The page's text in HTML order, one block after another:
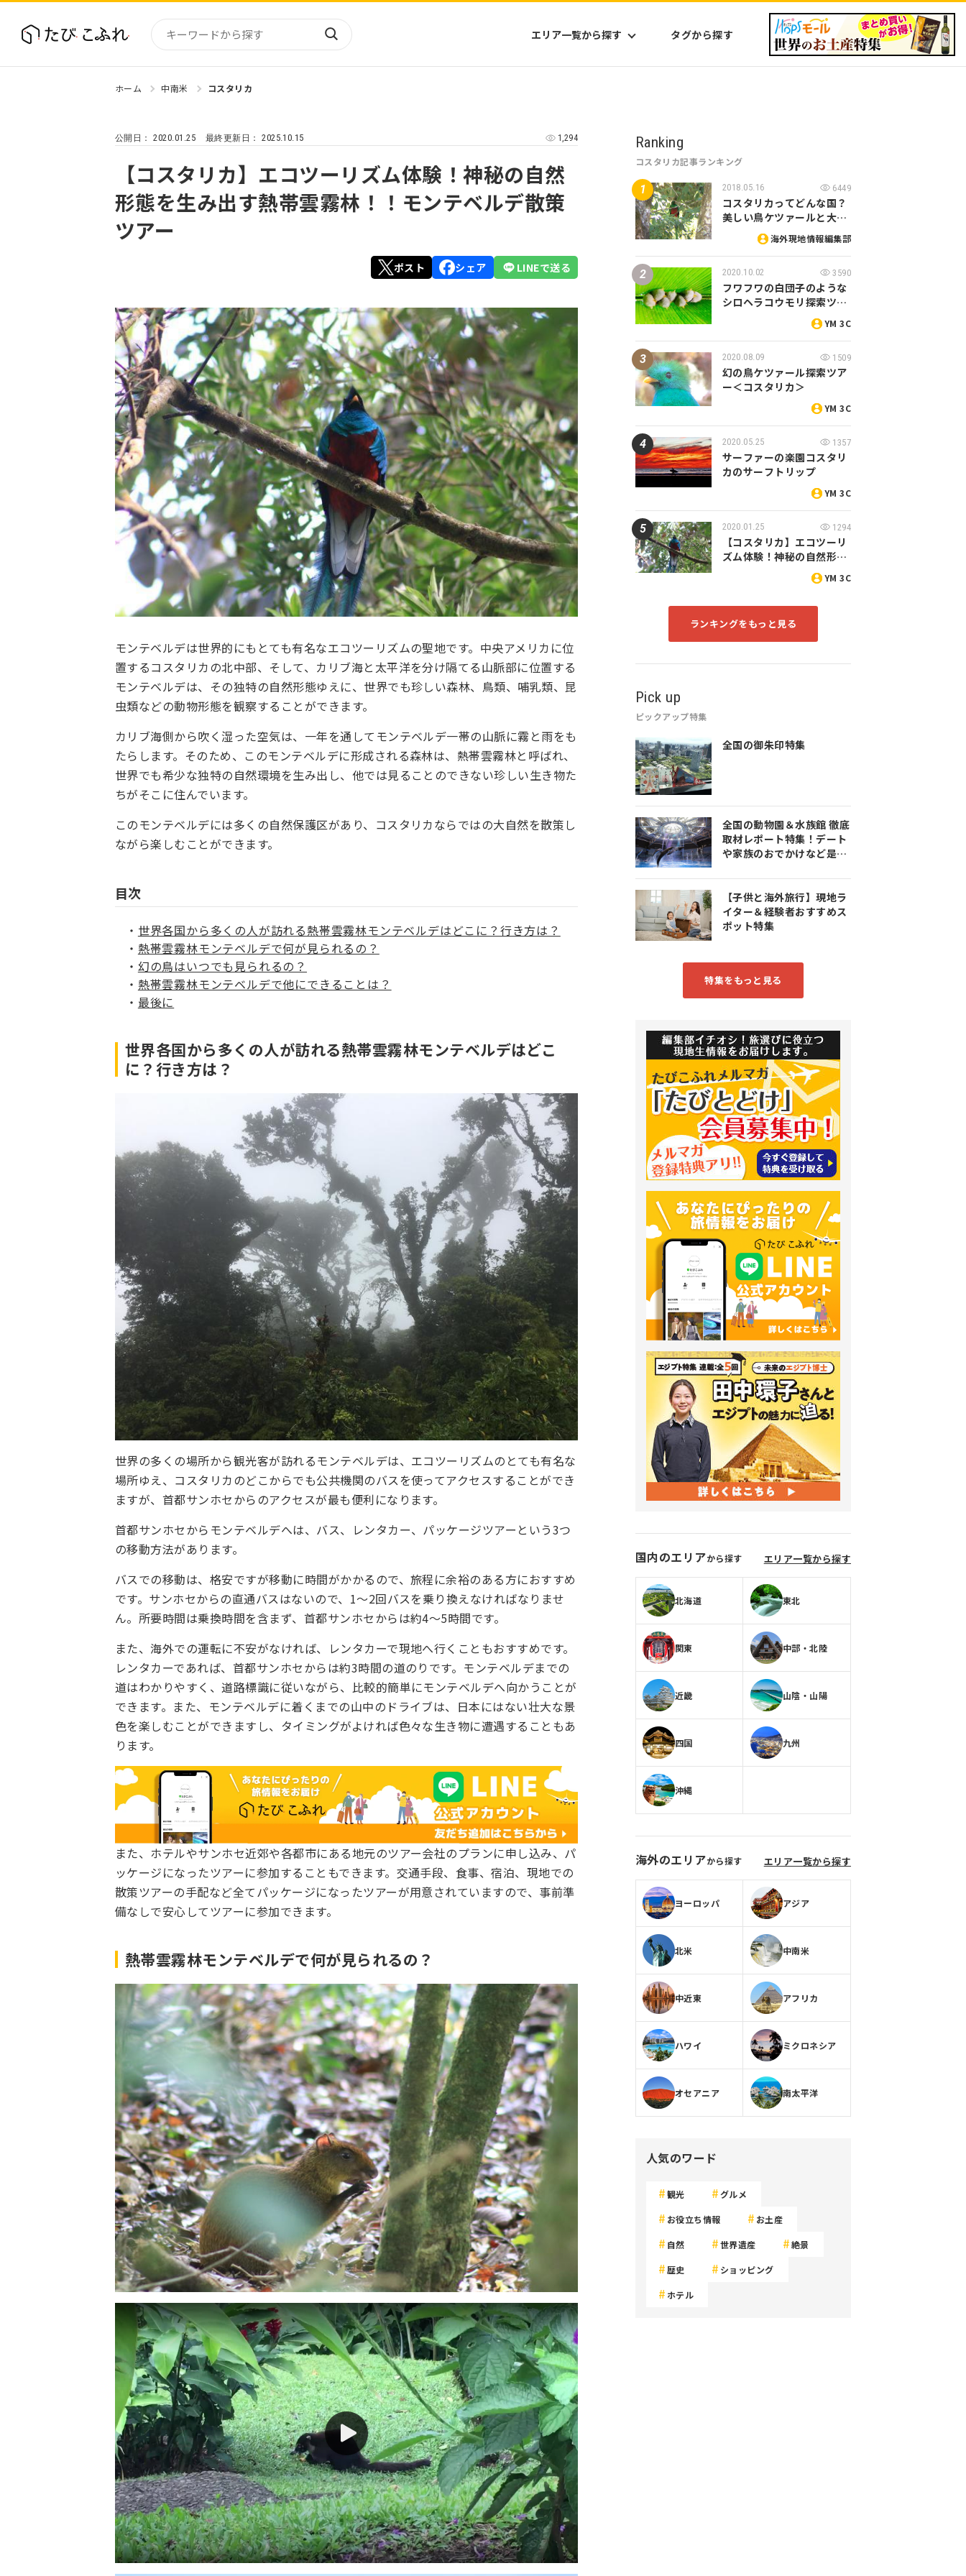
エリア一覧から探す タグから探す
東北
関東
中部・北陸
近畿
四国
九州
沖縄
アジア
北米
中南米
中近東
ハワイ
ミクロネシア
オセアニア
南太平洋
ホーム 中南米 コスタリカ
公開日：2020.01.25 最終更新日：2025.10.15 1,294
【コスタリカ】エコツーリズム体験！神秘の自然
形態を生み出す熱帯雲霧林！！モンテベルデ散策
ツアー
ポスト シェア LINEで送る
モンテベルデは世界的にもとても有名なエコツーリズムの聖地です。中央アメリカに位
置するコスタリカの北中部、そして、カリブ海と太平洋を分け隔てる山脈部に位置する
モンテベルデは、その独特の自然形態ゆえに、世界でも珍しい森林、鳥類、哺乳類、昆
虫類などの動物形態を観察することができます。
カリブ海側から吹く湿った空気は、一年を通してモンテベルデ一帯の山脈に霧と雨をも
たらします。そのため、このモンテベルデに形成される森林は、熱帯雲霧林と呼ばれ、
世界でも希少な独特の自然環境を生み出し、他では見ることのできない珍しい生き物た
ちがそこに住んでいます。
このモンテベルデには多くの自然保護区があり、コスタリカならではの大自然を散策し
ながら楽しむことができます。
目次
世界各国から多くの人が訪れる熱帯雲霧林モンテベルデはどこに？行き方は？
熱帯雲霧林モンテベルデで何が見られるの？
幻の鳥はいつでも見られるの？
熱帯雲霧林モンテベルデで他にできることは？
最後に
世界各国から多くの人が訪れる熱帯雲霧林モンテベルデはどこ
に？行き方は？
世界の多くの場所から観光客が訪れるモンテベルデは、エコツーリズムのとても有名な
場所ゆえ、コスタリカのどこからでも公共機関のバスを使ってアクセスすることができ
ますが、首都サンホセからのアクセスが最も便利になります。
首都サンホセからモンテベルデへは、バス、レンタカー、パッケージツアーという3つ
の移動方法があります。
バスでの移動は、格安ですが移動に時間がかかるので、旅程に余裕のある方におすすめ
です。サンホセからの直通バスはないので、1～2回バスを乗り換えなければなりませ
ん。所要時間は乗換時間を含まず、首都サンホセからは約4〜5時間です。
また、海外での運転に不安がなければ、レンタカーで現地へ行くこともおすすめです。
レンタカーであれば、首都サンホセからは約3時間の道のりです。モンテベルデまでの
道はわかりやすく、道路標識に従いながら、比較的簡単にモンテベルデへ向かうことが
できます。また、モンテベルデに着くまでの山中のドライブは、日本にはない壮大な景
色を楽しむことができますし、タイミングがよければ色々な生き物に遭遇することもあ
ります。
また、ホテルやサンホセ近郊や各都市にある地元のツアー会社のプランに申し込み、パ
ッケージになったツアーに参加することもできます。交通手段、食事、宿泊、現地での
散策ツアーの手配など全てパッケージになったツアーが用意されていますので、事前準
備なしで安心してツアーに参加できます。
熱帯雲霧林モンテベルデで何が見られるの？
Ranking
コスタリカ記事ランキング
2018.05.16 6449
コスタリカってどんな国？
美しい鳥ケツァールと大…
海外現地情報編集部
2020.10.02 3590
フワフワの白団子のような
シロヘラコウモリ探索ツ…
YM 3C
2020.08.09 1509
幻の鳥ケツァール探索ツア
ー＜コスタリカ＞
YM 3C
2020.05.25 1357
サーファーの楽園コスタリ
カのサーフトリップ
YM 3C
2020.01.25 1294
【コスタリカ】エコツーリ
ズム体験！神秘の自然形…
YM 3C
ランキングをもっと見る
Pick up
ピックアップ特集
全国の御朱印特集
全国の動物園＆水族館 徹底
取材レポート特集！デート
や家族のおでかけなど是非
【子供と海外旅行】現地ラ
イター＆経験者おすすめス
ポット特集
特集をもっと見る
国内のエリアから探す エリア一覧から探す
北海道 東北
関東 中部・北陸
近畿 山陰・山陽
四国 九州
沖縄
海外のエリアから探す エリア一覧から探す
ヨーロッパ アジア
北米 中南米
中近東 アフリカ
ハワイ ミクロネシア
オセアニア 南太平洋
人気のワード
観光 グルメ
お役立ち情報 お土産
自然 世界遺産 絶景
歴史 ショッピング
ホテル